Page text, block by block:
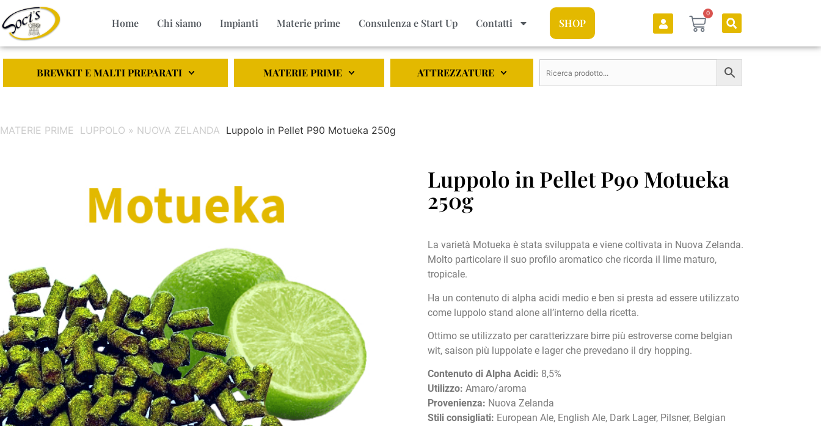
Home Chi siamo Impianti Materie prime Consulenza e Start Up Contatti SHOP
0
BREWKIT E MALTI PREPARATI MATERIE PRIME ATTREZZATURE
MATERIE PRIME LUPPOLO » NUOVA ZELANDA Luppolo in Pellet P90 Motueka 250g
Luppolo in Pellet P90 Motueka
250g
La varietà Motueka è stata sviluppata e viene coltivata in Nuova Zelanda.
Molto particolare il suo profilo aromatico che ricorda il lime maturo,
tropicale.
Ha un contenuto di alpha acidi medio e ben si presta ad essere utilizzato
come luppolo stand alone all’interno della ricetta.
Ottimo se utilizzato per caratterizzare birre più estroverse come belgian
wit, saison più luppolate e lager che prevedano il dry hopping.
Contenuto di Alpha Acidi: 8,5%
Utilizzo: Amaro/aroma
Provenienza: Nuova Zelanda
Stili consigliati: European Ale, English Ale, Dark Lager, Pilsner, Belgian